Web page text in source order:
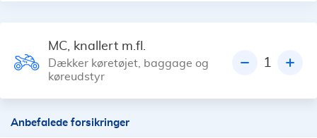
MC, knallert m.fl.
Dækker køretøjet, baggage og
køreudstyr
1
Anbefalede forsikringer